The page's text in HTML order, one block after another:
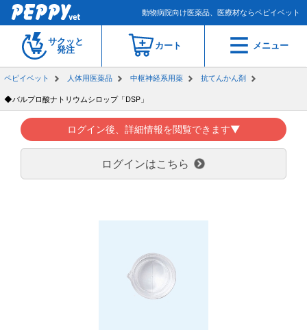
動物病院向け医薬品、医療材ならペピイベット
サクッと
発注
カート メニュー
ペピイベット 人体用医薬品 中枢神経系用薬 抗てんかん剤
◆バルプロ酸ナトリウムシロップ「DSP」
ログイン後、詳細情報を閲覧できます▼
ログインはこちら